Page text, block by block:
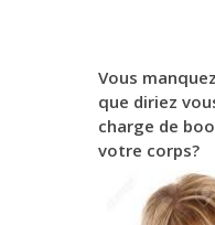
Vous
que diriez
charge de
votre corps?